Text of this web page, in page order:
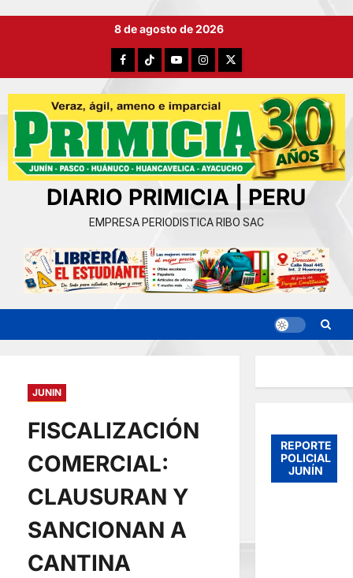
8 de agosto de 2026
FacebookTikTokYouTubeInstagram
X
DIARIO PRIMICIA | PERU
EMPRESA PERIODISTICA RIBO SAC
JUNIN
FISCALIZACIÓN
COMERCIAL:
CLAUSURAN Y
SANCIONAN A
CANTINA
REPORTE
POLICIAL
JUNÍN